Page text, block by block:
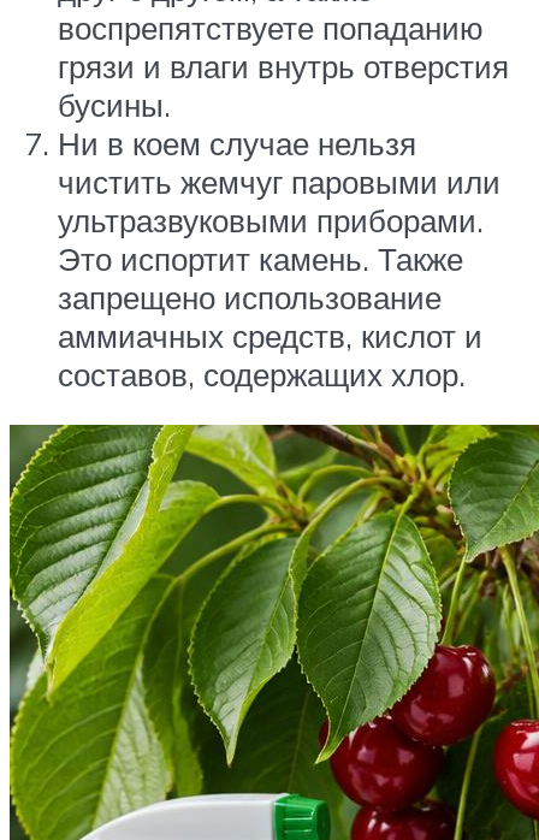
воспрепятствуете попаданию
грязи и влаги внутрь отверстия
бусины.
Ни в коем случае нельзя
чистить жемчуг паровыми или
ультразвуковыми приборами.
Это испортит камень. Также
запрещено использование
аммиачных средств, кислот и
составов, содержащих хлор.